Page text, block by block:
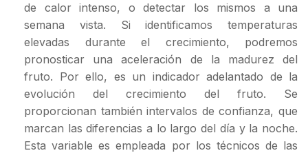
de calor intenso, o detectar los mismos a una
semana vista. Si identificamos temperaturas
elevadas durante el crecimiento, podremos
pronosticar una aceleración de la madurez del
fruto. Por ello, es un indicador adelantado de la
evolución del crecimiento del fruto. Se
proporcionan también intervalos de confianza, que
marcan las diferencias a lo largo del día y la noche.
Esta variable es empleada por los técnicos de las